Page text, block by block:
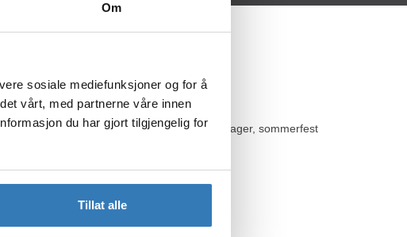
Om
sosiale mediefunksjoner og for å
vårt, med partnerne våre innen
du har gjort tilgjengelig for
Tillat alle
totalt 18 deler. Perfekt til babyshower, bursdager, sommerfest